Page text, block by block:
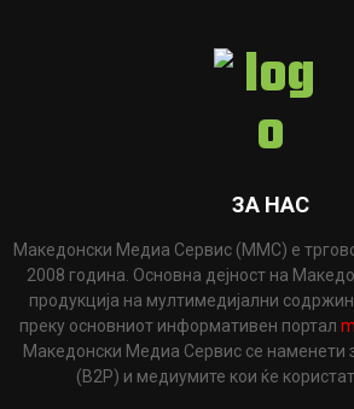
ЗА НАС
Македонски Медиа Сервис (ММС) е
2008 година. Основна дејност на
продукција на мултимедијални
преку основниот информативен портал
Македонски Медиа Сервис се наменети
(B2P) и медиумите кои ќе